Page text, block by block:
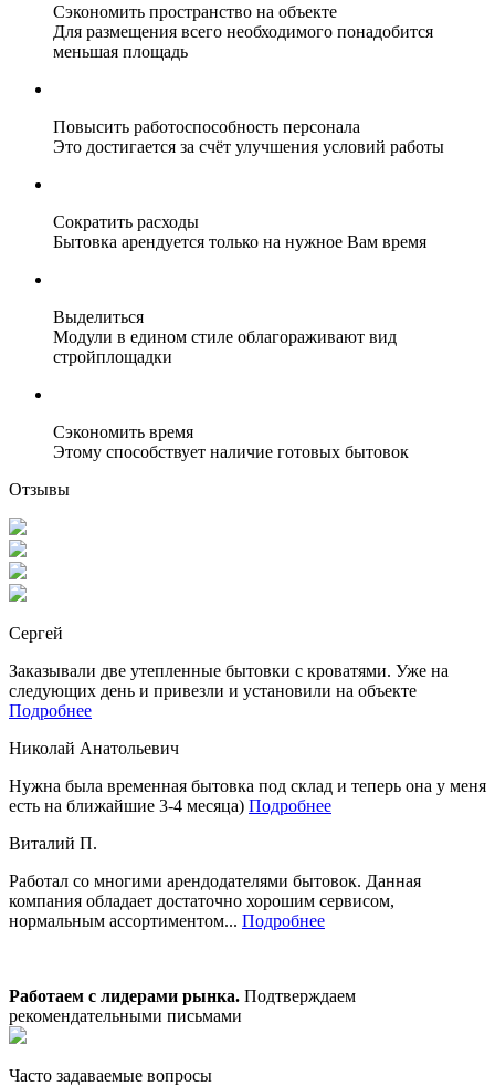
Сэкономить пространство на объекте
Для размещения всего необходимого понадобится
меньшая площадь
Повысить работоспособность персонала
Это достигается за счёт улучшения условий работы
Сократить расходы
Бытовка арендуется только на нужное Вам время
Выделиться
Модули в едином стиле облагораживают вид
стройплощадки
Сэкономить время
Этому способствует наличие готовых бытовок
Отзывы
Сергей
Заказывали две утепленные бытовки с кроватями. Уже на
следующих день и привезли и установили на объекте
Подробнее
Николай Анатольевич
Нужна была временная бытовка под склад и теперь она у меня
есть на ближайшие 3-4 месяца) Подробнее
Виталий П.
Работал со многими арендодателями бытовок. Данная
компания обладает достаточно хорошим сервисом,
нормальным ассортиментом... Подробнее
Работаем с лидерами рынка. Подтверждаем
рекомендательными письмами
Часто задаваемые вопросы